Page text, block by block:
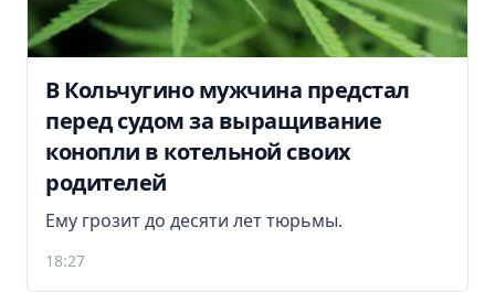
В Кольчугино мужчина предстал
перед судом за выращивание
конопли в котельной своих
родителей
Ему грозит до десяти лет тюрьмы.
18:27